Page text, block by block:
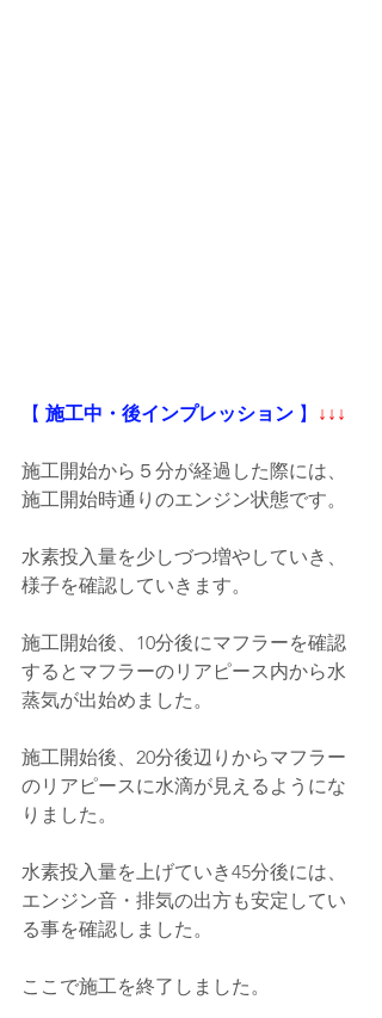
【 施工中・後インプレッション 】 ↓↓↓
施工開始から５分が経過した際には、
施工開始時通りのエンジン状態です。
水素投入量を少しづつ増やしていき、
様子を確認していきます。
施工開始後、10分後にマフラーを確認
するとマフラーのリアピース内から水
蒸気が出始めました。
施工開始後、20分後辺りからマフラー
のリアピースに水滴が見えるようにな
りました。
水素投入量を上げていき45分後には、
エンジン音・排気の出方も安定してい
る事を確認しました。
ここで施工を終了しました。